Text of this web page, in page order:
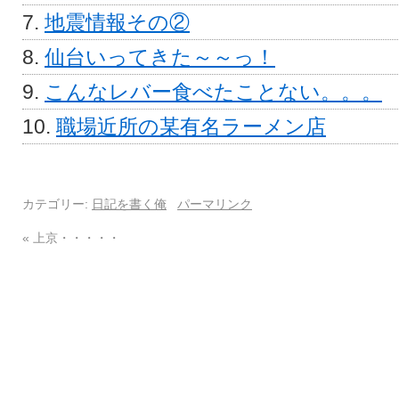
地震情報その②
仙台いってきた～～っ！
こんなレバー食べたことない。。。
職場近所の某有名ラーメン店
カテゴリー: 日記を書く俺 パーマリンク
« 上京・・・・・